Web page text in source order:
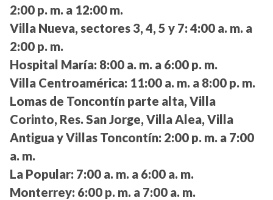
2:00 p. m. a 12:00 m.
Villa Nueva, sectores 3, 4, 5 y 7: 4:00 a. m. a
2:00 p. m.
Hospital María: 8:00 a. m. a 6:00 p. m.
Villa Centroamérica: 11:00 a. m. a 8:00 p. m.
Lomas de Toncontín parte alta, Villa
Corinto, Res. San Jorge, Villa Alea, Villa
Antigua y Villas Toncontín: 2:00 p. m. a 7:00
a. m.
La Popular: 7:00 a. m. a 6:00 a. m.
Monterrey: 6:00 p. m. a 7:00 a. m.